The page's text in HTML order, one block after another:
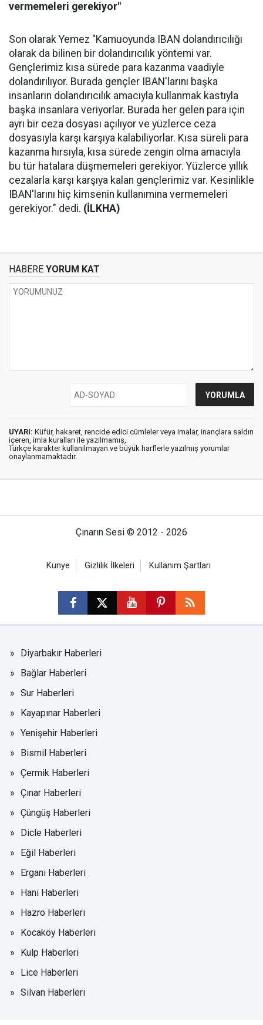
vermemeleri gerekiyor"
Son olarak Yemez "Kamuoyunda IBAN dolandırıcılığı
olarak da bilinen bir dolandırıcılık yöntemi var.
Gençlerimiz kısa sürede para kazanma vaadiyle
dolandırılıyor. Burada gençler IBAN'larını başka
insanların dolandırıcılık amacıyla kullanmak kastıyla
başka insanlara veriyorlar. Burada her gelen para için
ayrı bir ceza dosyası açılıyor ve yüzlerce ceza
dosyasıyla karşı karşıya kalabiliyorlar. Kısa süreli para
kazanma hırsıyla, kısa sürede zengin olma amacıyla
bu tür hatalara düşmemeleri gerekiyor. Yüzlerce yıllık
cezalarla karşı karşıya kalan gençlerimiz var. Kesinlikle
IBAN'larını hiç kimsenin kullanımına vermemeleri
gerekiyor." dedi. (İLKHA)
HABERE YORUM KAT
UYARI: Küfür, hakaret, rencide edici cümleler veya imalar, inançlara saldırı
içeren, imla kuralları ile yazılmamış,
Türkçe karakter kullanılmayan ve büyük harflerle yazılmış yorumlar
onaylanmamaktadır.
Çınarın Sesi © 2012 - 2026
Künye Gizlilik İlkeleri Kullanım Şartları
Diyarbakır Haberleri
Bağlar Haberleri
Sur Haberleri
Kayapınar Haberleri
Yenişehir Haberleri
Bismil Haberleri
Çermik Haberleri
Çınar Haberleri
Çüngüş Haberleri
Dicle Haberleri
Eğil Haberleri
Ergani Haberleri
Hani Haberleri
Hazro Haberleri
Kocaköy Haberleri
Kulp Haberleri
Lice Haberleri
Silvan Haberleri